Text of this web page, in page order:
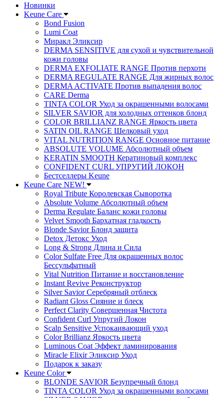
Новинки
Keune Care
Bond Fusion
Lumi Coat
Миракл Эликсир
DERMA SENSITIVE для сухой и чувствительной
кожи головы
DERMA EXFOLIATE RANGE Против перхоти
DERMA REGULATE RANGE Для жирных волос
DERMA ACTIVATE Против выпадения волос
CARE Derma
TINTA COLOR Уход за окрашенными волосами
SILVER SAVIOR для холодных оттенков блонд
COLOR BRILLIANZ RANGE Яркость цвета
SATIN OIL RANGE Шелковый уход
VITAL NUTRITION RANGE Основное питание
ABSOLUTE VOLUME Абсолютный объем
KERATIN SMOOTH Кератиновый комплекс
CONFIDENT CURL УПРУГИЙ ЛОКОН
Бестселлеры Keune
Keune Care NEW!
Royal Tribute Королевская Сыворотка
Absolute Volume Абсолютный объем
Derma Regulate Баланс кожи головы
Velvet Smooth Бархатная гладкость
Blonde Savior Блонд защита
Detox Детокс Уход
Long & Strong Длина и Сила
Color Sulfate Free Для окрашенных волос
Бессульфатный
Vital Nutrition Питание и восстановление
Instant Revive Реконструктор
Silver Savior Серебряный отблеск
Radiant Gloss Сияние и блеск
Perfect Clarity Совершенная Чистота
Confident Curl Упругий Локон
Scalp Sensitive Успокаивающий уход
Color Brillianz Яркость цвета
Luminous Coat Эффект ламинирования
Miracle Elixir Эликсир Уход
Подарок к заказу
Keune Color
BLONDE SAVIOR Безупречный блонд
TINTA COLOR Уход за окрашенными волосами